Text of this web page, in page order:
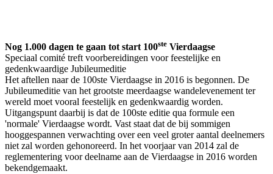
Nog 1.000 dagen te gaan tot start 100ste Vierdaagse
Speciaal comité treft voorbereidingen voor feestelijke en
gedenkwaardige Jubileumeditie
Het aftellen naar de 100ste Vierdaagse in 2016 is begonnen. De
Jubileumeditie van het grootste meerdaagse wandelevenement ter
wereld moet vooral feestelijk en gedenkwaardig worden.
Uitgangspunt daarbij is dat de 100ste editie qua formule een
'normale' Vierdaagse wordt. Vast staat dat de bij sommigen
hooggespannen verwachting over een veel groter aantal deelnemers
niet zal worden gehonoreerd. In het voorjaar van 2014 zal de
reglementering voor deelname aan de Vierdaagse in 2016 worden
bekend­gemaakt.